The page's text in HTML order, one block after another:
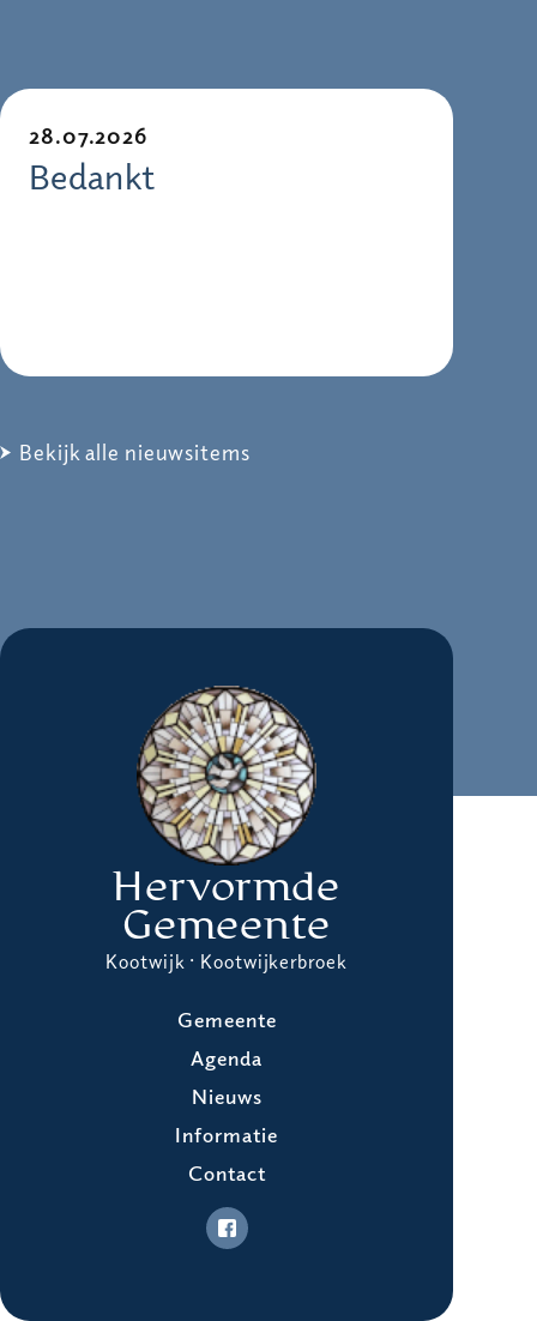
28.07.2026
Bedankt
Bekijk alle nieuwsitems
Hervormde
Gemeente
Kootwijk · Kootwijkerbroek
Gemeente
Agenda
Nieuws
Informatie
Contact